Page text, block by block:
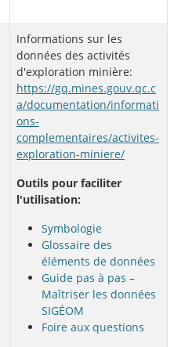
Informations sur les
données des activités
d'exploration minière:
https://gq.mines.gouv.qc.c
a/documentation/informati
ons-
complementaires/activites-
exploration-miniere/
Outils pour faciliter
l'utilisation:
Symbologie
Glossaire des
éléments de données
Guide pas à pas –
Maîtriser les données
SIGÉOM
Foire aux questions